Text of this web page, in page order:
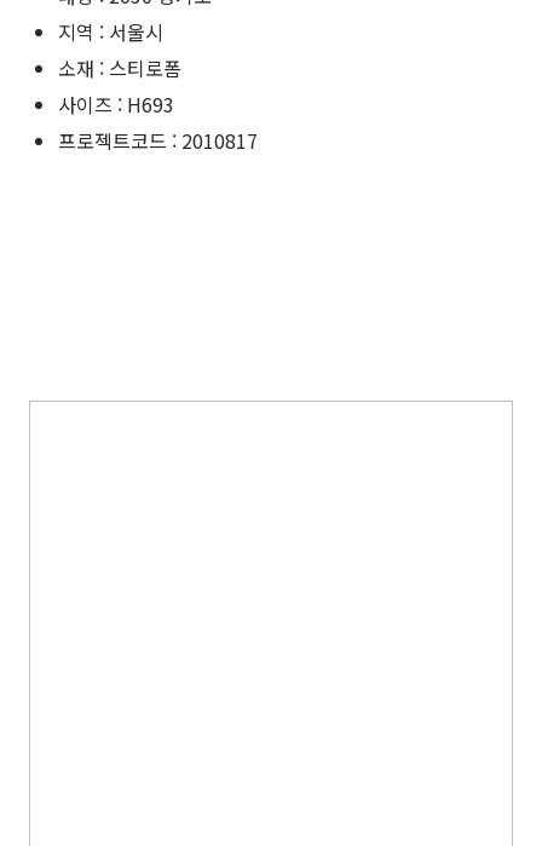
지역 : 서울시
소재 : 스티로폼
사이즈 : H693
프로젝트코드 : 2010817